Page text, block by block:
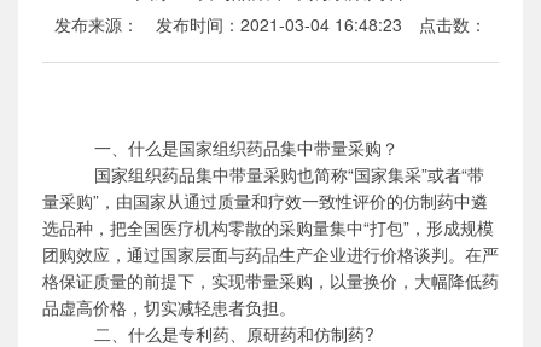
发布来源： 发布时间：2021-03-04 16:48:23 点击数：
一、什么是国家组织药品集中带量采购？
国家组织药品集中带量采购也简称“国家集采”或者“带
量采购”，由国家从通过质量和疗效一致性评价的仿制药中遴
选品种，把全国医疗机构零散的采购量集中“打包”，形成规模
团购效应，通过国家层面与药品生产企业进行价格谈判。在严
格保证质量的前提下，实现带量采购，以量换价，大幅降低药
品虚高价格，切实减轻患者负担。
二、什么是专利药、原研药和仿制药?